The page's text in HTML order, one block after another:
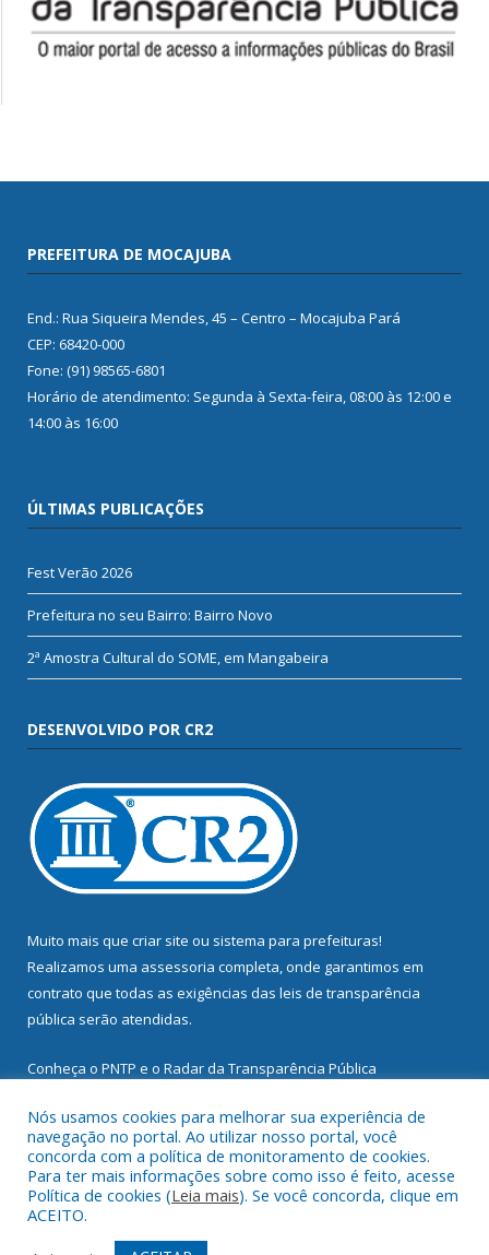
PREFEITURA DE MOCAJUBA
End.: Rua Siqueira Mendes, 45 – Centro – Mocajuba Pará
CEP: 68420-000
Fone: (91) 98565-6801
Horário de atendimento: Segunda à Sexta-feira, 08:00 às 12:00 e
14:00 às 16:00
ÚLTIMAS PUBLICAÇÕES
Fest Verão 2026
Prefeitura no seu Bairro: Bairro Novo
2ª Amostra Cultural do SOME, em Mangabeira
DESENVOLVIDO POR CR2
Muito mais que criar site ou sistema para prefeituras!
Realizamos uma assessoria completa, onde garantimos em
contrato que todas as exigências das leis de transparência
pública serão atendidas.
Conheça o PNTP e o Radar da Transparência Pública
Todos os direitos reservados a Prefeitura Municipal de
Mocajuba.
Nós usamos cookies para melhorar sua experiência de
navegação no portal. Ao utilizar nosso portal, você
concorda com a política de monitoramento de cookies.
Para ter mais informações sobre como isso é feito, acesse
Política de cookies (Leia mais). Se você concorda, clique em
ACEITO.